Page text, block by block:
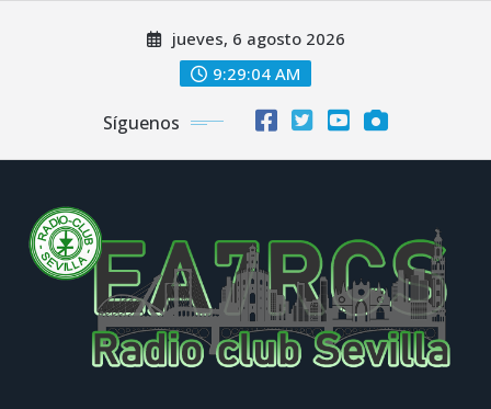
jueves, 6 agosto 2026
9:29:05 AM
Síguenos